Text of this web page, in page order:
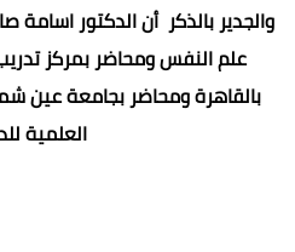
والجدير بالذكر أن الدكتور
علم النفس ومحاضر بمركز
بالقاهرة ومحاضر بجامعة عين
العلمية